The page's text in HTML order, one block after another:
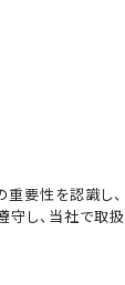
重要性を認識
し、当社で取